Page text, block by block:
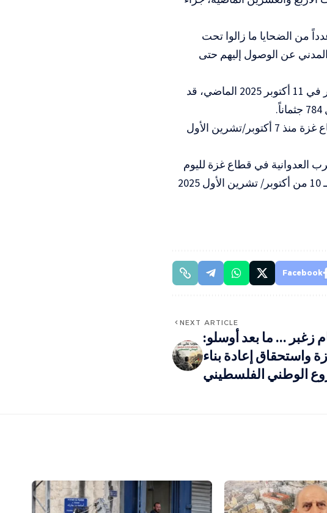
من الضحايا ما زالوا تحت
عن الوصول إليهم حتى
وأوضحت “الصحة” أن إجمالي عدد الشهداء منذ وقف إطلاق النار في 11 أكتوبر 2025 الماضي، قد
وأشارت إلى أن الحصيلة التراكمية للعدوان الإسرائيلي على قطاع غزة منذ 7 أكتوبر/تشرين الأول
العدوانية في قطاع غزة لليوم
الـ 256 على التوالي؛ والتي وُقّعت بوساطة عربية وأمريكية في الـ 10 من أكتوبر/ تشرين الأول 2025
Facebook
NEXT ARTICLE
زغبر … ما بعد أوسلو:
واستحقاق إعادة بناء
الوطني الفلسطيني